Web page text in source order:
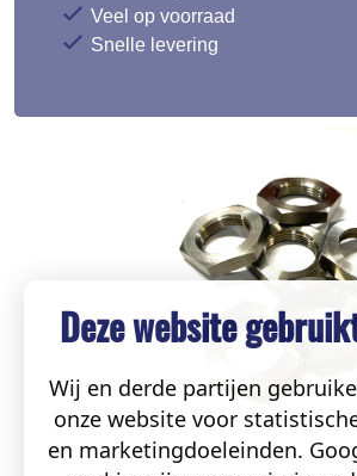
Veel op voorraad
Snelle levering
Deze website
Wij en derde partijen
onze website voor
en marketingdoeleinden.